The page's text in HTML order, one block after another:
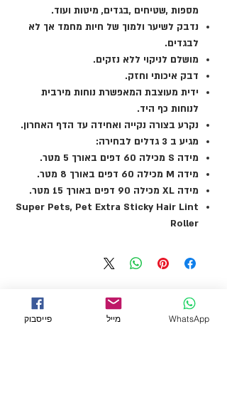
מספות ,שטיחים ,בגדים, מיטות ועוד.
נדבק לשיער ולמוך של חיות מחמד אך לא
לבגדים.
מושלם לניקוי ללא נזקים.
דבק איכותי וחזק.
ידית מעוצבת המאפשרת נוחות מירבית
לנוחות כף היד.
נקרע בצורה נקייה ואחידה עד הדף האחרון.
מגיע ב 3 גדלים לבחירה:
מידה S מכילה 60 דפים באורך 5 מטר.
מידה M מכילה 60 דפים באורך 8 מטר.
מידה XL מכילה 90 דפים באורך 15 מטר.
Super Pets, Pet Extra Sticky Hair Lint
Roller
פייסבוק מייל WhatsApp